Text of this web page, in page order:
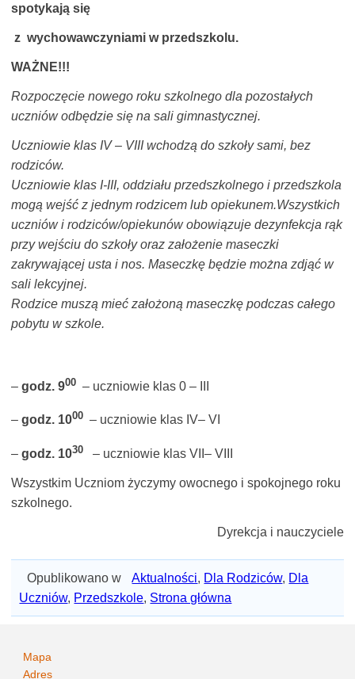
spotykają się
z wychowawczyniami w przedszkolu.
WAŻNE!!!
Rozpoczęcie nowego roku szkolnego dla pozostałych
uczniów odbędzie się na sali gimnastycznej.
Uczniowie klas IV – VIII wchodzą do szkoły sami, bez
rodziców.
Uczniowie klas I-III, oddziału przedszkolnego i przedszkola
mogą wejść z jednym rodzicem lub opiekunem.Wszystkich
uczniów i rodziców/opiekunów obowiązuje dezynfekcja rąk
przy wejściu do szkoły oraz założenie maseczki
zakrywającej usta i nos. Maseczkę będzie można zdjąć w
sali lekcyjnej.
Rodzice muszą mieć założoną maseczkę podczas całego
pobytu w szkole.
–godz. 900 – uczniowie klas 0 – III
–godz. 1000 – uczniowie klas IV– VI
–godz. 1030 – uczniowie klas VII– VIII
Wszystkim Uczniom życzymy owocnego i spokojnego roku
szkolnego.
Dyrekcja i nauczyciele
Opublikowano w Aktualności, Dla Rodziców, Dla
Uczniów, Przedszkole, Strona główna
Mapa
Adres